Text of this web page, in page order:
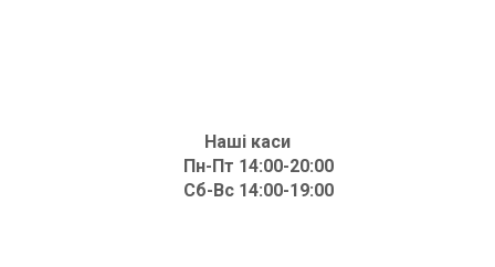
Наші каси
Пн-Пт 14:00-20:00
Сб-Вс 14:00-19:00